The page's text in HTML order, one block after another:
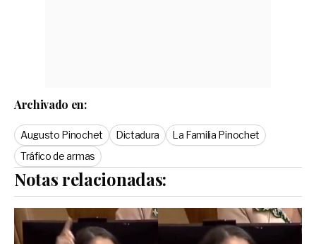
Archivado en:
Augusto Pinochet Dictadura
La Familia Pinochet
Tráfico de armas
Notas relacionadas: